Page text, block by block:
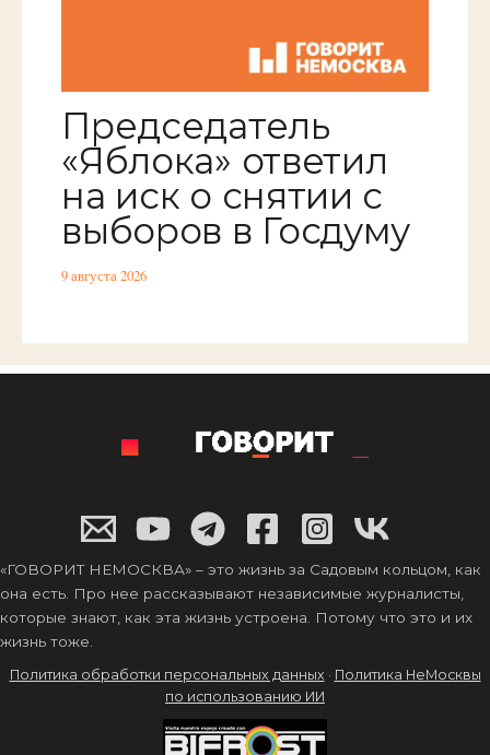
Председатель
«Яблока» ответил
на иск о снятии с
выборов в Госдуму
9 августа 2026
«ГОВОРИТ НЕМОСКВА» – это жизнь за Садовым кольцом, как
она есть. Про нее рассказывают независимые журналисты,
которые знают, как эта жизнь устроена. Потому что это и их
жизнь тоже.
Политика обработки персональных данных · Политика НеМосквы
по использованию ИИ